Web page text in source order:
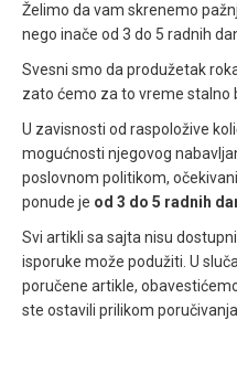
Želimo da vam skrenemo
nego inače od 3 do 5 radnih
Svesni smo da produžetak
zato ćemo za to vreme stalno
U zavisnosti od raspoložive
mogućnosti njegovog
poslovnom politikom,
ponude je od 3 do 5 radnih
Svi artikli sa sajta nisu
isporuke može podužiti. U
poručene artikle,
ste ostavili prilikom poručivanja.